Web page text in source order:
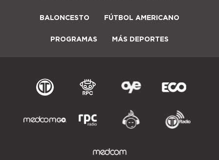
BALONCESTO FÚTBOL AMERICANO
PROGRAMAS MÁS DEPORTES